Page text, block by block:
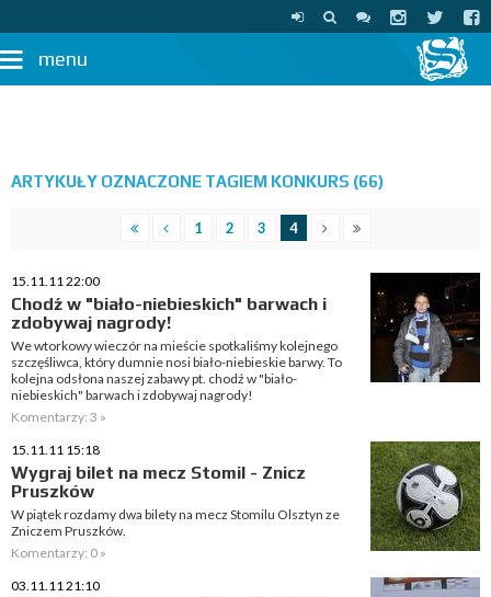
menu
ARTYKUŁY OZNACZONE TAGIEM KONKURS (66)
1 2 3 4
15.11.11 22:00
Chodź w "biało-niebieskich" barwach i
zdobywaj nagrody!
We wtorkowy wieczór na mieście spotkaliśmy kolejnego
szczęśliwca, który dumnie nosi biało-niebieskie barwy. To
kolejna odsłona naszej zabawy pt. chodź w "biało-
niebieskich" barwach i zdobywaj nagrody!
Komentarzy: 3 »
15.11.11 15:18
Wygraj bilet na mecz Stomil - Znicz
Pruszków
W piątek rozdamy dwa bilety na mecz Stomilu Olsztyn ze
Zniczem Pruszków.
Komentarzy: 0 »
03.11.11 21:10